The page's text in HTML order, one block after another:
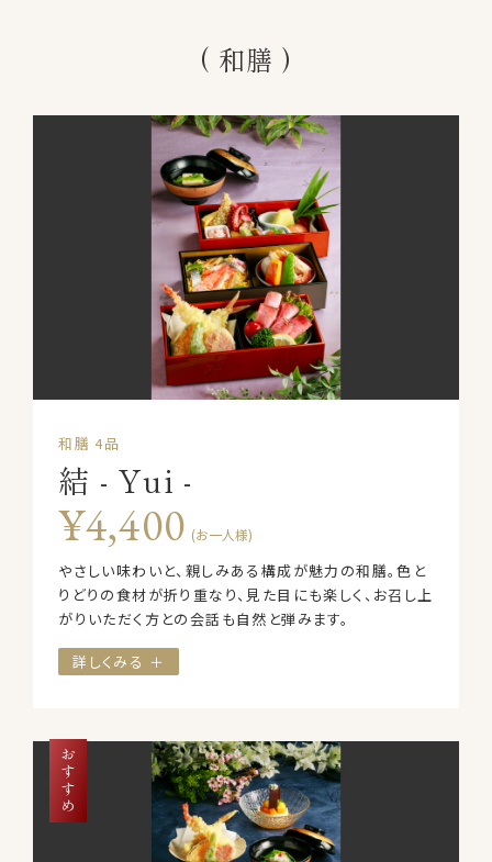
和膳
和膳 4品
結 - Yui -
¥4,400 (お一人様)
やさしい味わいと、親しみある構成が魅力の和膳。色と
りどりの食材が折り重なり、見た目にも楽しく、お召し上
がりいただく方との会話も自然と弾みます。
詳しくみる ＋